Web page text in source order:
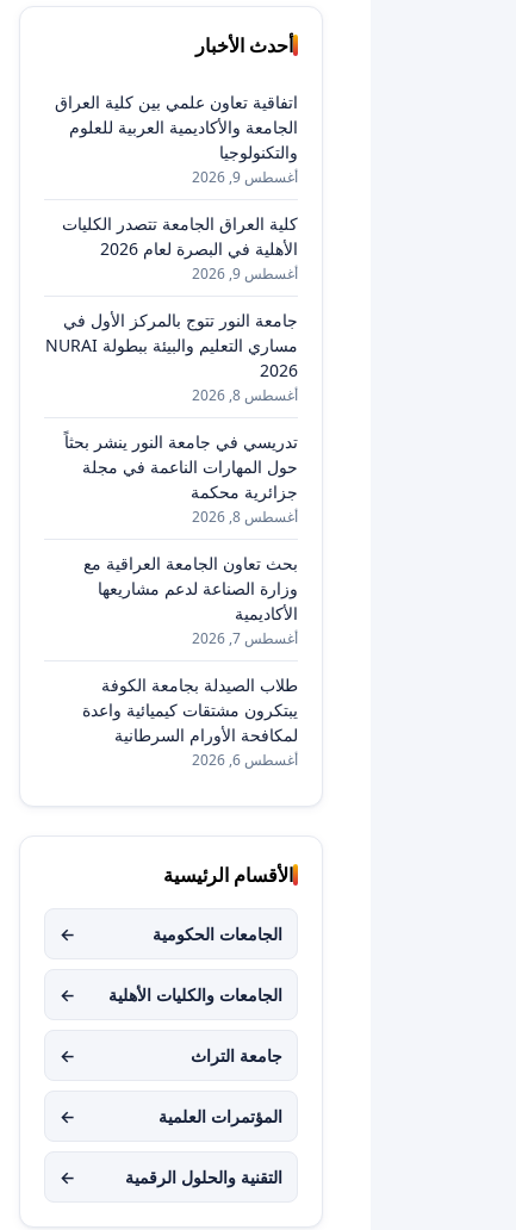
أحدث الأخبار
اتفاقية تعاون علمي بين كلية العراق
الجامعة والأكاديمية العربية للعلوم
والتكنولوجيا
أغسطس 9, 2026
كلية العراق الجامعة تتصدر الكليات
الأهلية في البصرة لعام 2026
أغسطس 9, 2026
جامعة النور تتوج بالمركز الأول في
مساري التعليم والبيئة ببطولة NURAI
2026
أغسطس 8, 2026
تدريسي في جامعة النور ينشر بحثاً
حول المهارات الناعمة في مجلة
جزائرية محكمة
أغسطس 8, 2026
بحث تعاون الجامعة العراقية مع
وزارة الصناعة لدعم مشاريعها
الأكاديمية
أغسطس 7, 2026
طلاب الصيدلة بجامعة الكوفة
يبتكرون مشتقات كيميائية واعدة
لمكافحة الأورام السرطانية
أغسطس 6, 2026
الأقسام الرئيسية
الجامعات الحكومية ←
الجامعات والكليات الأهلية ←
جامعة التراث ←
المؤتمرات العلمية ←
التقنية والحلول الرقمية ←